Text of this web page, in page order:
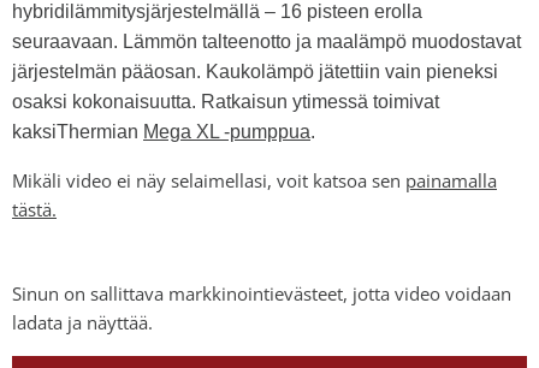
hybridilämmitysjärjestelmällä – 16 pisteen erolla
seuraavaan. Lämmön talteenotto ja maalämpö muodostavat
järjestelmän pääosan. Kaukolämpö jätettiin vain pieneksi
osaksi kokonaisuutta. Ratkaisun ytimessä toimivat
kaksiThermian Mega XL -pumppua.
Mikäli video ei näy selaimellasi, voit katsoa sen painamalla
tästä.
Sinun on sallittava markkinointievästeet, jotta video voidaan
ladata ja näyttää.